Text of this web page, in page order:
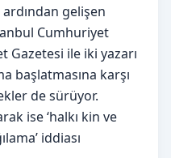
ardından gelişen
Cumhuriyet
Gazetesi ile iki yazarı
başlatmasına karşı
de sürüyor.
ise ‘halkı kin ve
iddiası